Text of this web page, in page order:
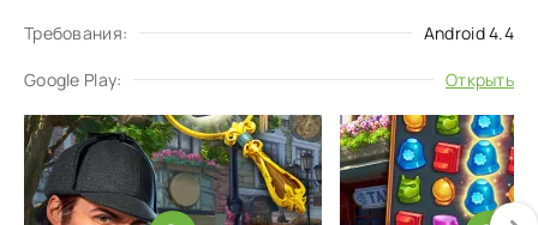
Требования: Android 4.4
Google Play: Открыть